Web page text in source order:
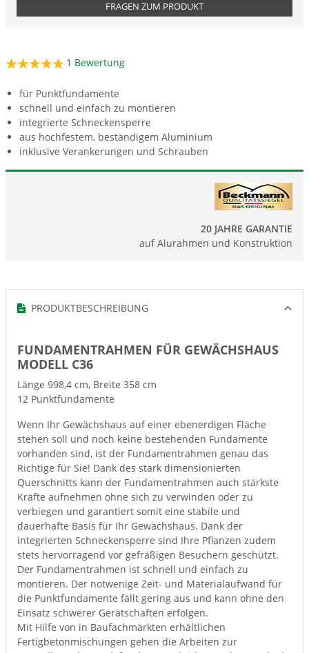
FRAGEN ZUM PRODUKT
1 Bewertung
für Punktfundamente
schnell und einfach zu montieren
integrierte Schneckensperre
aus hochfestem, beständigem Aluminium
inklusive Verankerungen und Schrauben
20 JAHRE GARANTIE
auf Alurahmen und Konstruktion
PRODUKTBESCHREIBUNG
FUNDAMENTRAHMEN FÜR GEWÄCHSHAUS
MODELL C36
Länge 998,4 cm, Breite 358 cm
12 Punktfundamente
Wenn Ihr Gewächshaus auf einer ebenerdigen Fläche
stehen soll und noch keine bestehenden Fundamente
vorhanden sind, ist der Fundamentrahmen genau das
Richtige für Sie! Dank des stark dimensionierten
Querschnitts kann der Fundamentrahmen auch stärkste
Kräfte aufnehmen ohne sich zu verwinden oder zu
verbiegen und garantiert somit eine stabile und
dauerhafte Basis für Ihr Gewächshaus. Dank der
integrierten Schneckensperre sind Ihre Pflanzen zudem
stets hervorragend vor gefräßigen Besuchern geschützt.
Der Fundamentrahmen ist schnell und einfach zu
montieren. Der notwenige Zeit- und Materialaufwand für
die Punktfundamente fällt gering aus und kann ohne den
Einsatz schwerer Gerätschaften erfolgen.
Mit Hilfe von in Baufachmärkten erhältlichen
Fertigbetonmischungen gehen die Arbeiten zur